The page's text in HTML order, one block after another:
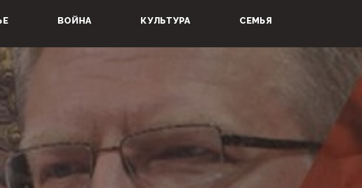
ВОЙНА КУЛЬТУРА СЕМЬЯ